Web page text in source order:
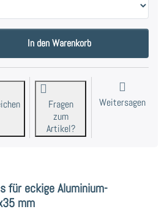
aus Aluminium – Passgenauer
In den Warenkorb
Fragen
zum
Artikel?
Weitersagen
für eckige Aluminium-
mm